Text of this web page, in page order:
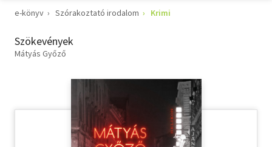
Életmód, egészség
Erotika
e-könyv Szórakoztató irodalom Krimi
Szökevények
Mátyás Győző